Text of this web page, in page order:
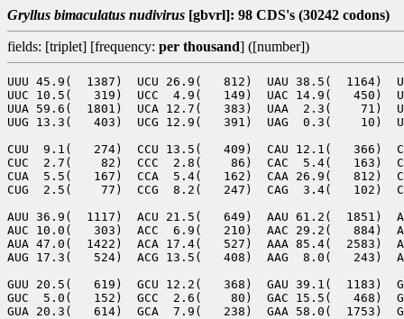
Gryllus bimaculatus nudivirus [gbvrl]: 98 CDS's (30242 codons)
fields: [triplet] [frequency: per thousand] ([number])
UUU 45.9(  1387)  UCU 26.9(   812)  UAU 38.5(  1164)
UUC 10.5(   319)  UCC  4.9(   149)  UAC 14.9(   450)
UUA 59.6(  1801)  UCA 12.7(   383)  UAA  2.3(    71)
UUG 13.3(   403)  UCG 12.9(   391)  UAG  0.3(    10)
CUU  9.1(   274)  CCU 13.5(   409)  CAU 12.1(   366)
CUC  2.7(    82)  CCC  2.8(    86)  CAC  5.4(   163)
CUA  5.5(   167)  CCA  5.4(   162)  CAA 26.9(   812)
CUG  2.5(    77)  CCG  8.2(   247)  CAG  3.4(   102)
AUU 36.9(  1117)  ACU 21.5(   649)  AAU 61.2(  1851)
AUC 10.0(   303)  ACC  6.9(   210)  AAC 29.2(   884)
AUA 47.0(  1422)  ACA 17.4(   527)  AAA 85.4(  2583)
AUG 17.3(   524)  ACG 13.5(   408)  AAG  8.0(   243)
GUU 20.5(   619)  GCU 12.2(   368)  GAU 39.1(  1183)
GUC  5.0(   152)  GCC  2.6(    80)  GAC 15.5(   468)
GUA 20.3(   614)  GCA  7.9(   238)  GAA 58.0(  1753)